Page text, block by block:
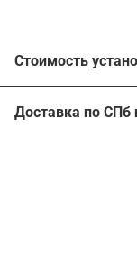
Стоимость
Расчитать
Доставка по СПб